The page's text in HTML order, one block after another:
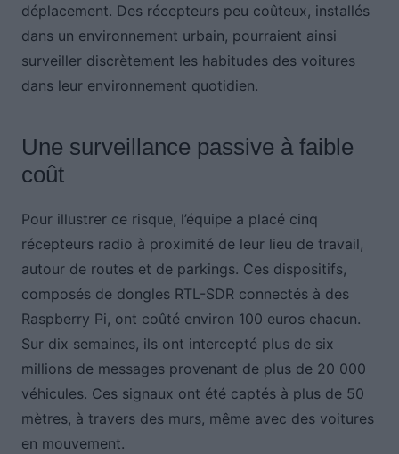
déplacement. Des récepteurs peu coûteux, installés
dans un environnement urbain, pourraient ainsi
surveiller discrètement les habitudes des voitures
dans leur environnement quotidien.
Une surveillance passive à faible
coût
Pour illustrer ce risque, l’équipe a placé cinq
récepteurs radio à proximité de leur lieu de travail,
autour de routes et de parkings. Ces dispositifs,
composés de dongles RTL-SDR connectés à des
Raspberry Pi, ont coûté environ 100 euros chacun.
Sur dix semaines, ils ont intercepté plus de six
millions de messages provenant de plus de 20 000
véhicules. Ces signaux ont été captés à plus de 50
mètres, à travers des murs, même avec des voitures
en mouvement.